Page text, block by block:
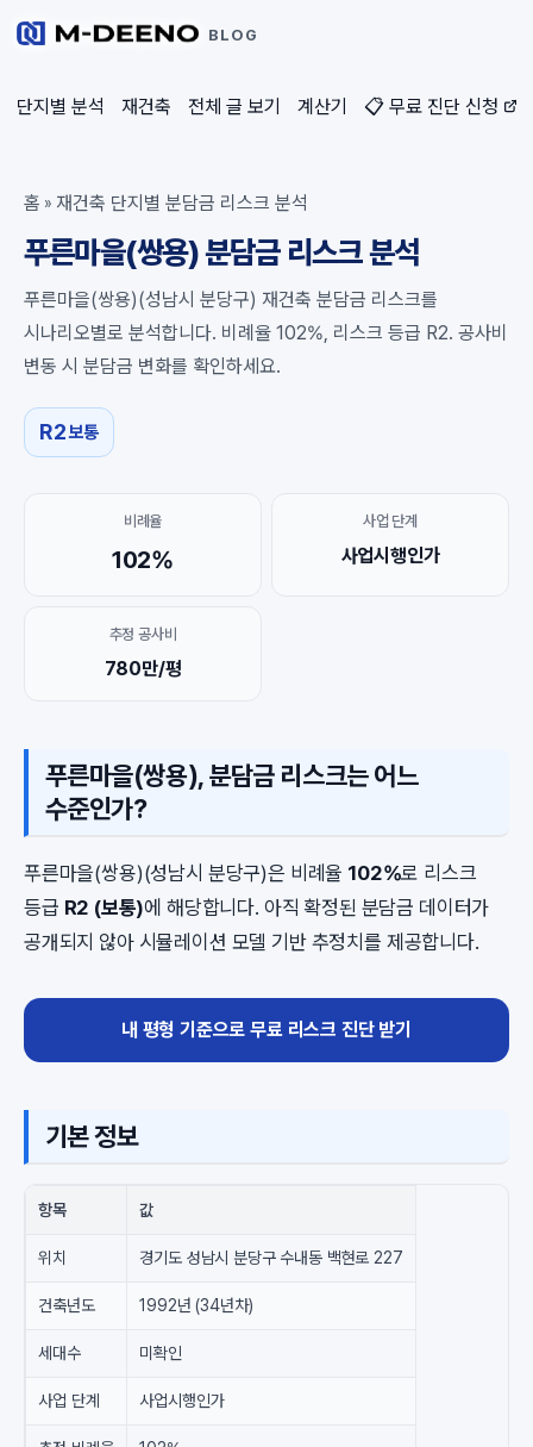
BLOG
단지별 분석 재건축 전체 글 보기 계산기 📋 무료 진단 신청
홈 » 재건축 단지별 분담금 리스크 분석
푸른마을(쌍용) 분담금 리스크 분석
푸른마을(쌍용)(성남시 분당구) 재건축 분담금 리스크를
시나리오별로 분석합니다. 비례율 102%, 리스크 등급 R2. 공사비
변동 시 분담금 변화를 확인하세요.
R2보통
비례율
102%
사업 단계
사업시행인가
추정 공사비
780만/평
푸른마을(쌍용), 분담금 리스크는 어느
수준인가?
푸른마을(쌍용)(성남시 분당구)은 비례율 102%로 리스크
등급 R2 (보통)에 해당합니다. 아직 확정된 분담금 데이터가
공개되지 않아 시뮬레이션 모델 기반 추정치를 제공합니다.
내 평형 기준으로 무료 리스크 진단 받기
기본 정보
항목 값
위치 경기도 성남시 분당구 수내동 백현로 227
건축년도 1992년 (34년차)
세대수 미확인
사업 단계 사업시행인가